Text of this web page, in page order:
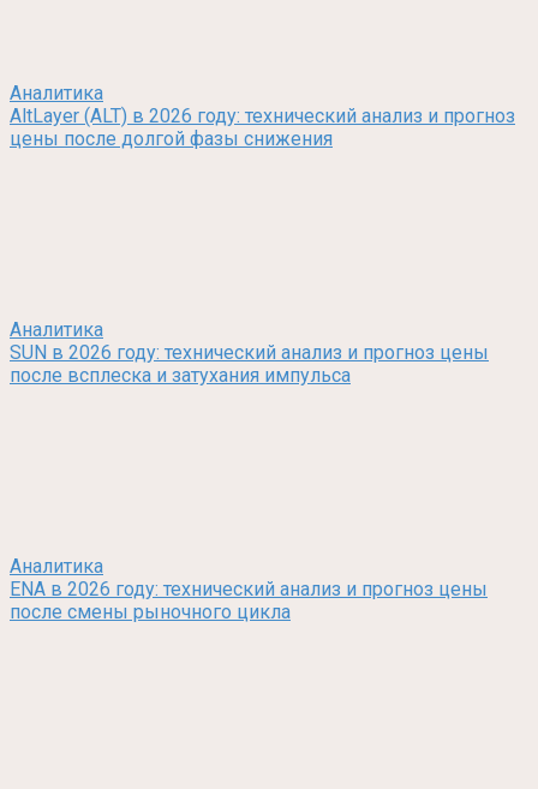
Аналитика
AltLayer (ALT) в 2026 году: технический анализ и прогноз
цены после долгой фазы снижения
Аналитика
SUN в 2026 году: технический анализ и прогноз цены
после всплеска и затухания импульса
Аналитика
ENA в 2026 году: технический анализ и прогноз цены
после смены рыночного цикла